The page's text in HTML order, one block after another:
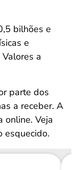
bilhões e
e
a
parte dos
a receber. A
online. Veja
esquecido.